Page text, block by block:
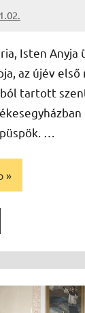
Isten
az újév első
tartott
…